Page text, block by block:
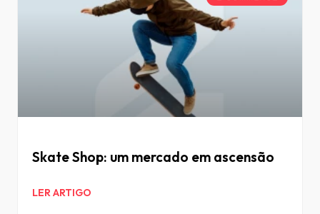
Skate Shop: um mercado em ascensão
LER ARTIGO